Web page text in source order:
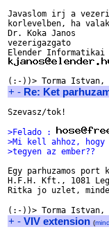
Javaslom irj a
korlevelben, ha
Dr. Koka Janos
vezerigazgato
(:-))> Torma Istvan,
+ - Re: Ket
Szevasz/tok!
>Felado :
>Mi kell ahhoz, hogy
>tegyen az ember??
Egy parhuzamos
H.F.H. Kft., 1081
Ritka jo uzlet,
(:-))> Torma Istvan,
+ - VIV extension (mind